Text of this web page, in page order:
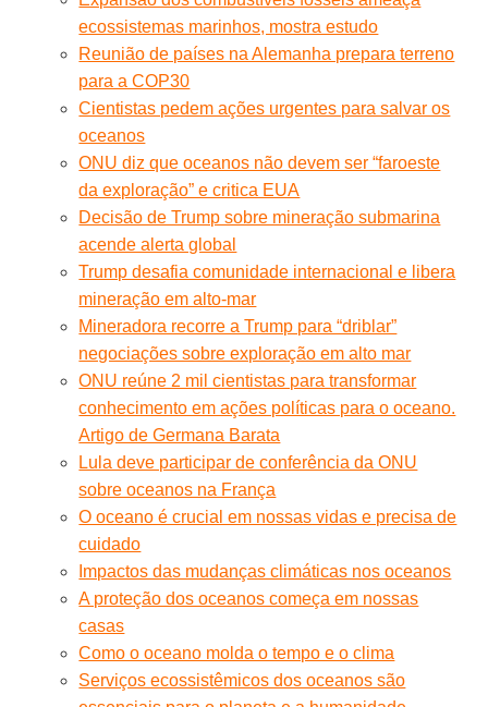
ecossistemas marinhos, mostra estudo
Reunião de países na Alemanha prepara terreno
para a COP30
Cientistas pedem ações urgentes para salvar os
oceanos
ONU diz que oceanos não devem ser “faroeste
da exploração” e critica EUA
Decisão de Trump sobre mineração submarina
acende alerta global
Trump desafia comunidade internacional e libera
mineração em alto-mar
Mineradora recorre a Trump para “driblar”
negociações sobre exploração em alto mar
ONU reúne 2 mil cientistas para transformar
conhecimento em ações políticas para o oceano.
Artigo de Germana Barata
Lula deve participar de conferência da ONU
sobre oceanos na França
O oceano é crucial em nossas vidas e precisa de
cuidado
Impactos das mudanças climáticas nos oceanos
A proteção dos oceanos começa em nossas
casas
Como o oceano molda o tempo e o clima
Serviços ecossistêmicos dos oceanos são